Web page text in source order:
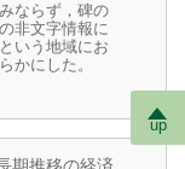
ならず，碑の
非文字情報に
いう地域にお
かにした。
up